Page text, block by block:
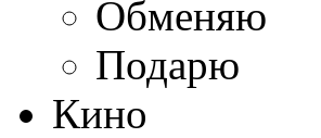
Обменяю
Подарю
Кино